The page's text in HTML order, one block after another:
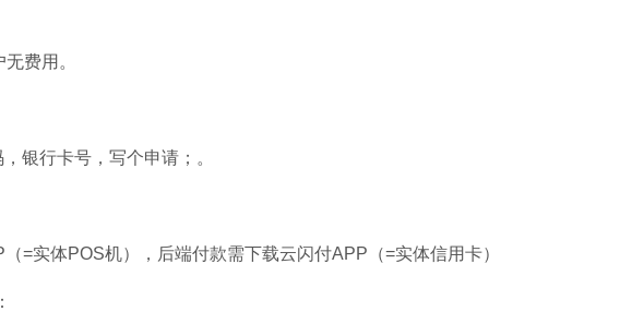
费用。
银行卡号，写个申请；。
=实体POS机），后端付款需下载云闪付APP（=实体信用卡）